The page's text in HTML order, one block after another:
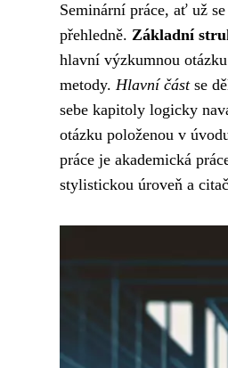
Seminární práce, ať už
přehledně. Základní
hlavní výzkumnou
metody. Hlavní částse
sebe kapitoly logicky
otázku položenou v
práce je akademická
stylistickou úroveň a